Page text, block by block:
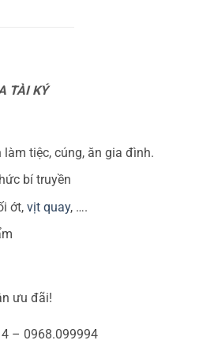
TÀI KÝ
tiệc, cúng, ăn gia đình.
bí truyền
ớt, vịt quay, ….
ưu đãi!
– 0968.099994